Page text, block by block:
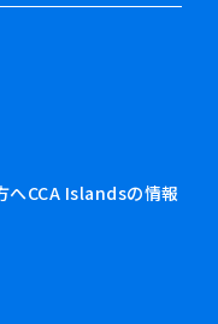
へCCA Islandsの情報